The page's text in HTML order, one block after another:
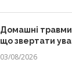
Домашні травми
що звертати
03/08/2026